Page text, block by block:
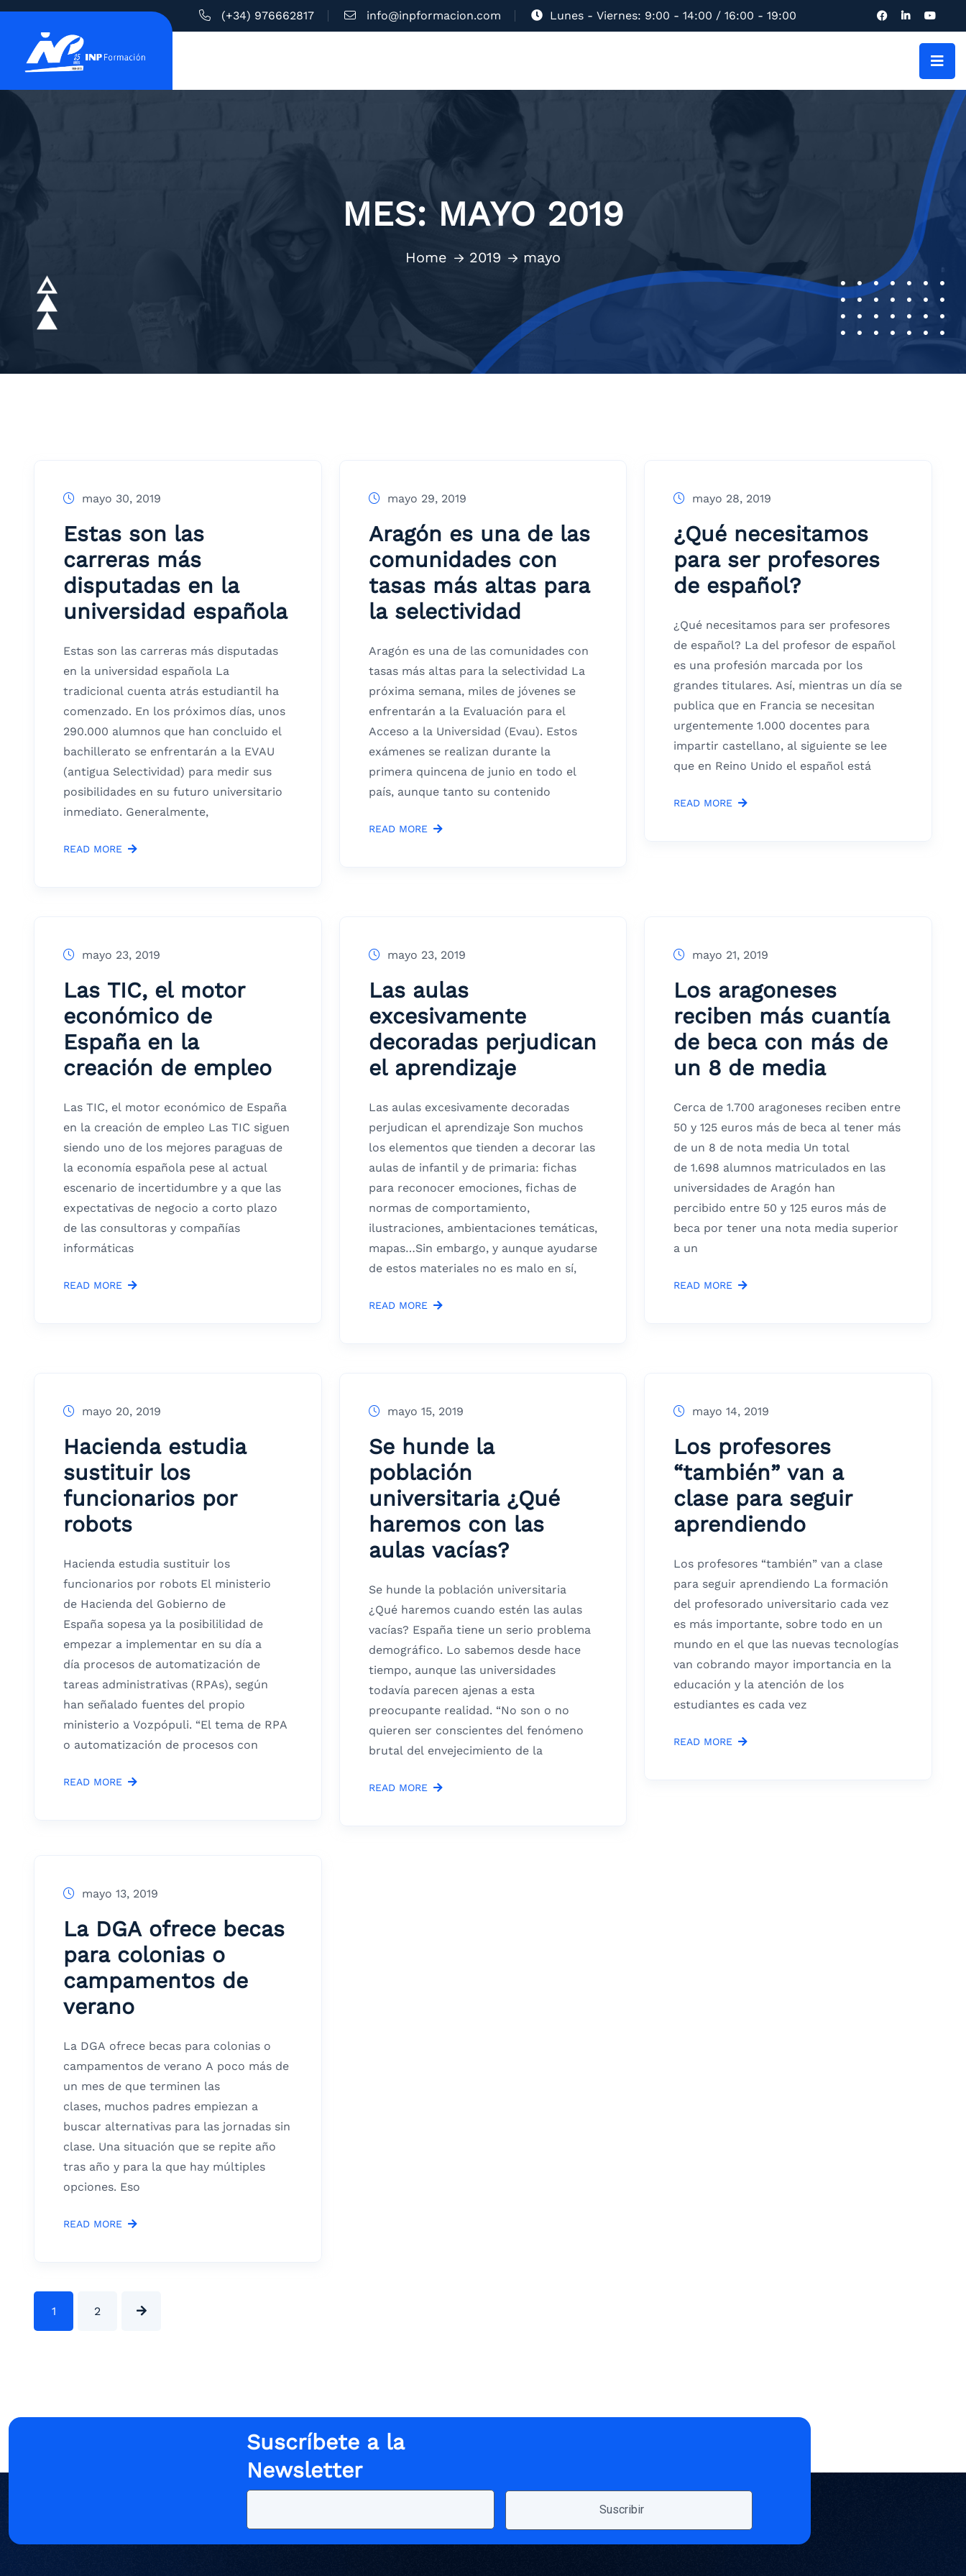
(+34) 976662817 info@inpformacion.com Lunes - Viernes: 9:00 - 14:00 / 16:00 - 19:00
MES:MAYO 2019
Home 2019 mayo
mayo 30, 2019
Estas son las
carreras más
disputadas en la
universidad española
Estas son las carreras más disputadas
en la universidad española La
tradicional cuenta atrás estudiantil ha
comenzado. En los próximos días, unos
290.000 alumnos que han concluido el
bachillerato se enfrentarán a la EVAU
(antigua Selectividad) para medir sus
posibilidades en su futuro universitario
inmediato. Generalmente,
READ MORE
mayo 29, 2019
Aragón es una de las
comunidades con
tasas más altas para
la selectividad
Aragón es una de las comunidades con
tasas más altas para la selectividad La
próxima semana, miles de jóvenes se
enfrentarán a la Evaluación para el
Acceso a la Universidad (Evau). Estos
exámenes se realizan durante la
primera quincena de junio en todo el
país, aunque tanto su contenido
READ MORE
mayo 28, 2019
¿Qué necesitamos
para ser profesores
de español?
¿Qué necesitamos para ser profesores
de español? La del profesor de español
es una profesión marcada por los
grandes titulares. Así, mientras un día se
publica que en Francia se necesitan
urgentemente 1.000 docentes para
impartir castellano, al siguiente se lee
que en Reino Unido el español está
READ MORE
mayo 23, 2019
Las TIC, el motor
económico de
España en la
creación de empleo
Las TIC, el motor económico de España
en la creación de empleo Las TIC siguen
siendo uno de los mejores paraguas de
la economía española pese al actual
escenario de incertidumbre y a que las
expectativas de negocio a corto plazo
de las consultoras y compañías
informáticas
READ MORE
mayo 23, 2019
Las aulas
excesivamente
decoradas perjudican
el aprendizaje
Las aulas excesivamente decoradas
perjudican el aprendizaje Son muchos
los elementos que tienden a decorar las
aulas de infantil y de primaria: fichas
para reconocer emociones, fichas de
normas de comportamiento,
ilustraciones, ambientaciones temáticas,
mapas…Sin embargo, y aunque ayudarse
de estos materiales no es malo en sí,
READ MORE
mayo 21, 2019
Los aragoneses
reciben más cuantía
de beca con más de
un 8 de media
Cerca de 1.700 aragoneses reciben entre
50 y 125 euros más de beca al tener más
de un 8 de nota media Un total
de 1.698 alumnos matriculados en las
universidades de Aragón han
percibido entre 50 y 125 euros más de
beca por tener una nota media superior
a un
READ MORE
mayo 20, 2019
Hacienda estudia
sustituir los
funcionarios por
robots
Hacienda estudia sustituir los
funcionarios por robots El ministerio
de Hacienda del Gobierno de
España sopesa ya la posibililidad de
empezar a implementar en su día a
día procesos de automatización de
tareas administrativas (RPAs), según
han señalado fuentes del propio
ministerio a Vozpópuli. “El tema de RPA
o automatización de procesos con
READ MORE
mayo 15, 2019
Se hunde la
población
universitaria ¿Qué
haremos con las
aulas vacías?
Se hunde la población universitaria
¿Qué haremos cuando estén las aulas
vacías? España tiene un serio problema
demográfico. Lo sabemos desde hace
tiempo, aunque las universidades
todavía parecen ajenas a esta
preocupante realidad. “No son o no
quieren ser conscientes del fenómeno
brutal del envejecimiento de la
READ MORE
mayo 14, 2019
Los profesores
“también” van a
clase para seguir
aprendiendo
Los profesores “también” van a clase
para seguir aprendiendo La formación
del profesorado universitario cada vez
es más importante, sobre todo en un
mundo en el que las nuevas tecnologías
van cobrando mayor importancia en la
educación y la atención de los
estudiantes es cada vez
READ MORE
mayo 13, 2019
La DGA ofrece becas
para colonias o
campamentos de
verano
La DGA ofrece becas para colonias o
campamentos de verano A poco más de
un mes de que terminen las
clases, muchos padres empiezan a
buscar alternativas para las jornadas sin
clase. Una situación que se repite año
tras año y para la que hay múltiples
opciones. Eso
READ MORE
1 2
Suscríbete a la
Newsletter